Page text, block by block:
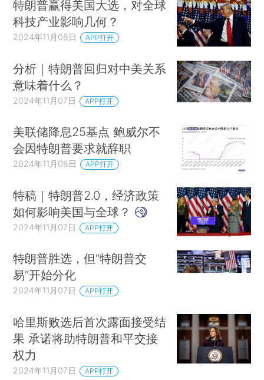
特朗普赢得美国大选，对全球
科技产业影响几何？
2024年11月08日 APP打开
分析｜特朗普回归对中美关系
意味着什么？
2024年11月07日 APP打开
美联储降息25基点 鲍威尔不
会因特朗普要求就辞职
2024年11月08日 APP打开
特稿｜特朗普2.0，经济政策
如何影响美国与全球？
2024年11月07日 APP打开
特朗普胜选，但“特朗普交
易”开始分化
2024年11月07日 APP打开
哈里斯败选后首次露面接受结
果 承诺将助特朗普和平交接
权力
2024年11月07日 APP打开